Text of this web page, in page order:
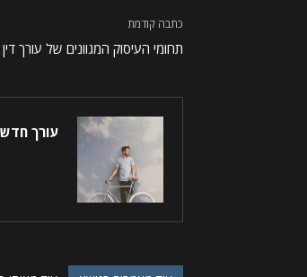
כתבה קודמת
תחומי העיסוק המגוונים של עורך
עורך